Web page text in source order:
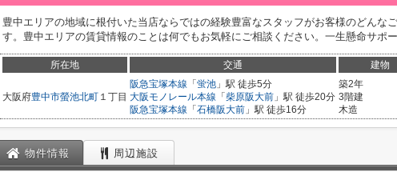
豊中エリアの地域に根付いた当店ならではの経験豊富なスタッフがお客様のどんな
す。豊中エリアの賃貸情報のことは何でもお気軽にご相談ください。一生懸命サポー
所在地 交通 建物
大阪府豊中市螢池北町 １丁目
阪急宝塚本線 「 蛍池 」駅 徒歩5分
大阪モノレール本線 「 柴原阪大前 」駅 徒歩20分
阪急宝塚本線 「 石橋阪大前 」駅 徒歩16分
築2年
3階建
木造
物件情報 周辺施設